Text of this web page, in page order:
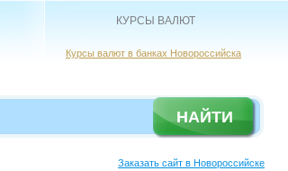
КУРСЫ ВАЛЮТ
Курсы валют в банках Новороссийска
Заказать сайт в Новороссийске